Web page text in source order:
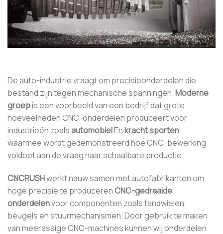
De auto-industrie vraagt ​​om precisieonderdelen die
bestand zijn tegen mechanische spanningen.Moderne
groepis een voorbeeld van een bedrijf dat grote
hoeveelheden CNC-onderdelen produceert voor
industrieën zoals automobielEnkracht sporten,
waarmee wordt gedemonstreerd hoe CNC-bewerking
voldoet aan de vraag naar schaalbare productie.
CNCRUSHwerkt nauw samen met autofabrikanten om
hoge precisie te producerenCNC-gedraaide
onderdelenvoor componenten zoals tandwielen,
beugels en stuurmechanismen. Door gebruik te maken
van meerassige CNC-machines kunnen wij onderdelen